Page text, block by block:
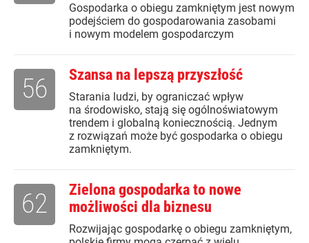
Gospodarka o obiegu zamkniętym jest nowym
podejściem do gospodarowania zasobami
i nowym modelem gospodarczym
Szansa na lepszą przyszłość
Starania ludzi, by ograniczać wpływ
na środowisko, stają się ogólnoświatowym
trendem i globalną koniecznością. Jednym
z rozwiązań może być gospodarka o obiegu
zamkniętym.
56
Zielona gospodarka to nowe
możliwości dla biznesu
Rozwijając gospodarkę o obiegu zamkniętym,
62